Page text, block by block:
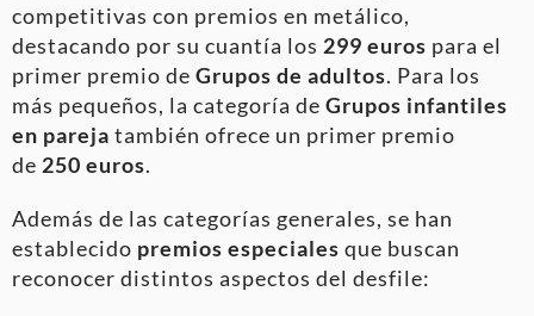
competitivas con premios en metálico,
destacando por su cuantía los 299 euros para el
primer premio de Grupos de adultos. Para los
más pequeños, la categoría de Grupos infantiles
en pareja también ofrece un primer premio
de 250 euros.
Además de las categorías generales, se han
establecido premios especiales que buscan
reconocer distintos aspectos del desfile: